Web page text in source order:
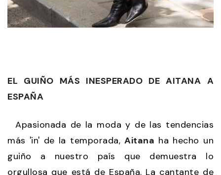
EL GUIÑO MÁS INESPERADO DE AITANA A
ESPAÑA
Apasionada de la moda y de las tendencias
más 'in' de la temporada,Aitana ha hecho un
guiño a nuestro país que demuestra lo
orgullosa que está de España. La cantante de